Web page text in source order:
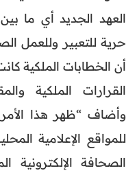
حرية للتعبير وللعمل
أن الخطابات الملكية
القرارات الملكية
وأضاف “ظهر هذا الأمر
للمواقع الإعلامية
الصحافة